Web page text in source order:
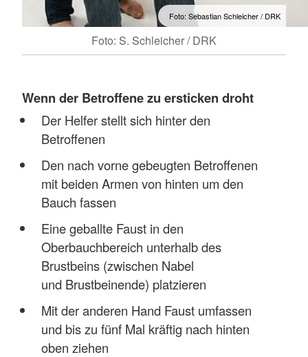
Foto: Sebastian Schleicher / DRK
Foto: S. Schleicher / DRK
Wenn der Betroffene zu ersticken droht
Der Helfer stellt sich hinter den
Betroffenen
Den nach vorne gebeugten Betroffenen
mit beiden Armen von hinten um den
Bauch fassen
Eine geballte Faust in den
Oberbauchbereich unterhalb des
Brustbeins (zwischen Nabel
und Brustbeinende) platzieren
Mit der anderen Hand Faust umfassen
und bis zu fünf Mal kräftig nach hinten
oben ziehen